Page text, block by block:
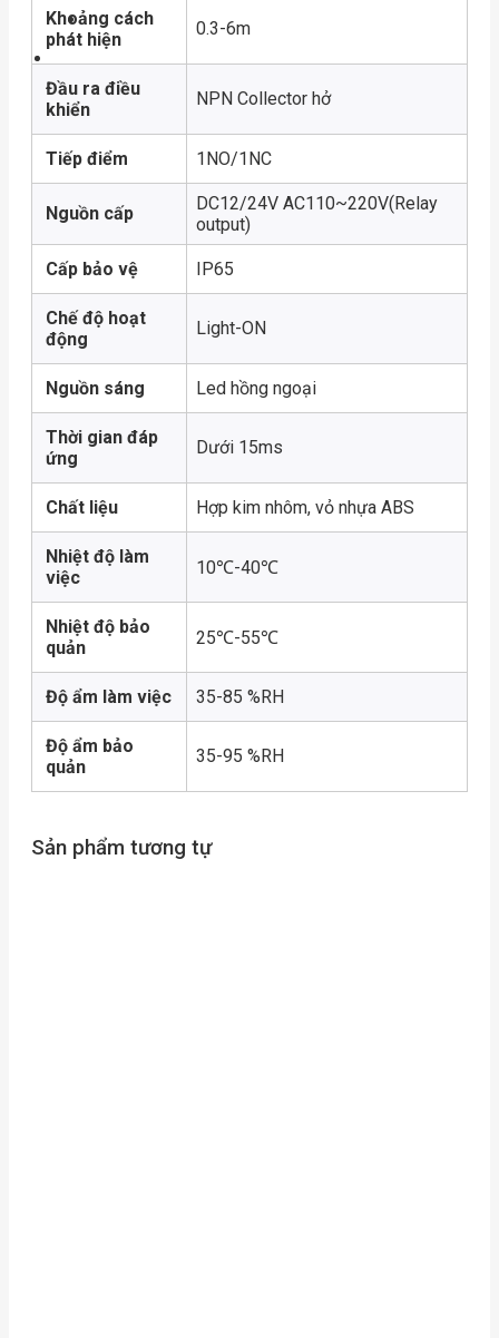
Khoảng cách
phát hiện
0.3-6m
Đầu ra điều
khiển
NPN Collector hở
Tiếp điểm 1NO/1NC
Nguồn cấp
DC12/24V AC110~220V(Relay
output)
Cấp bảo vệ IP65
Chế độ hoạt
động
Light-ON
Nguồn sáng Led hồng ngoại
Thời gian đáp
ứng
Dưới 15ms
Chất liệu Hợp kim nhôm, vỏ nhựa ABS
Nhiệt độ làm
việc
10℃-40℃
Nhiệt độ bảo
quản
25℃-55℃
Độ ẩm làm việc 35-85 %RH
Độ ẩm bảo
quản
35-95 %RH
Sản phẩm tương tự